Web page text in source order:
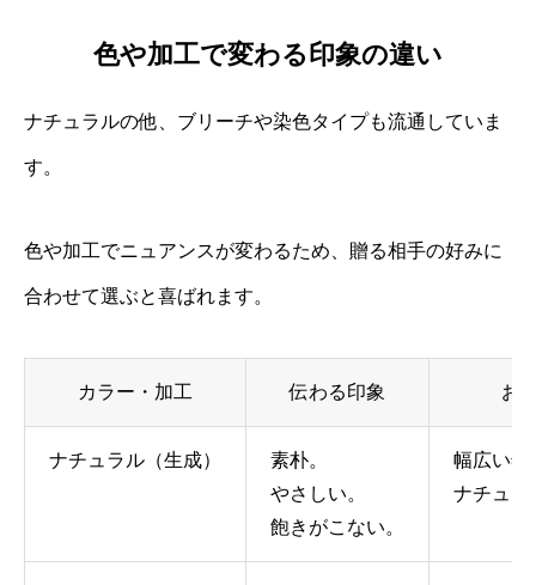
色や加工で変わる印象の違い
ナチュラルの他、ブリーチや染色タイプも流通していま
す。
色や加工でニュアンスが変わるため、贈る相手の好みに
合わせて選ぶと喜ばれます。
カラー・加工 伝わる印象 お
ナチュラル（生成）
素朴。
やさしい。
飽きがこない。
幅広い年
ナチュラ